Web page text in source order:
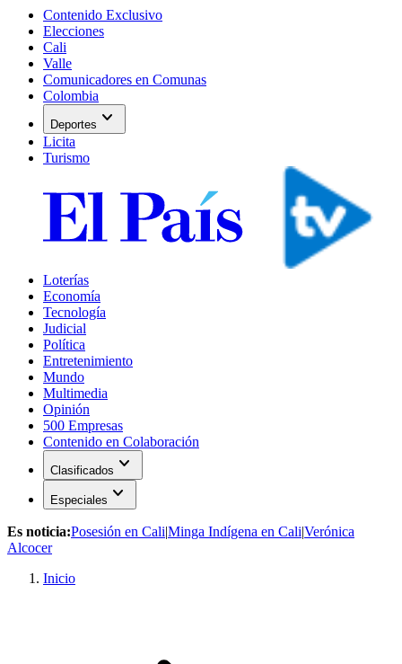
Contenido Exclusivo
Elecciones
Cali
Valle
Comunicadores en Comunas
Colombia
Deportes expand_more
Licita
Turismo
Loterías
Economía
Tecnología
Judicial
Política
Entretenimiento
Mundo
Multimedia
Opinión
500 Empresas
Contenido en Colaboración
Clasificados expand_more
Especiales expand_more
Es noticia:Posesión en Cali|Minga Indígena en Cali|Verónica
Alcocer
Inicio